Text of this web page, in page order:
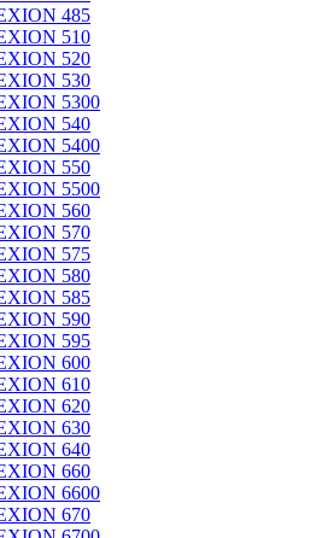
485
510
520
530
5300
540
5400
550
5500
560
570
575
580
585
590
595
600
610
620
630
640
660
6600
670